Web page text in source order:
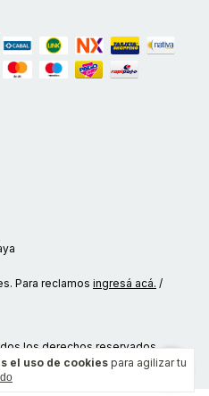
el uso de cookies para agilizar tu
Para reclamos ingresá acá. /
los derechos reservados.